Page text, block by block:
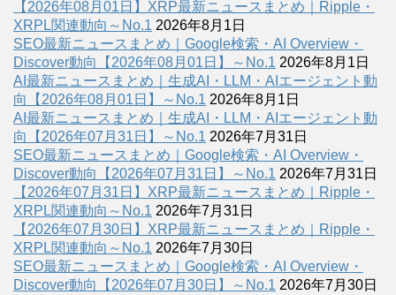
【2026年08月01日】XRP最新ニュースまとめ｜Ripple・
XRPL関連動向～No.1 2026年8月1日
SEO最新ニュースまとめ｜Google検索・AI Overview・
Discover動向【2026年08月01日】～No.1 2026年8月1日
AI最新ニュースまとめ｜生成AI・LLM・AIエージェント動
向【2026年08月01日】～No.1 2026年8月1日
AI最新ニュースまとめ｜生成AI・LLM・AIエージェント動
向【2026年07月31日】～No.1 2026年7月31日
SEO最新ニュースまとめ｜Google検索・AI Overview・
Discover動向【2026年07月31日】～No.1 2026年7月31日
【2026年07月31日】XRP最新ニュースまとめ｜Ripple・
XRPL関連動向～No.1 2026年7月31日
【2026年07月30日】XRP最新ニュースまとめ｜Ripple・
XRPL関連動向～No.1 2026年7月30日
SEO最新ニュースまとめ｜Google検索・AI Overview・
Discover動向【2026年07月30日】～No.1 2026年7月30日